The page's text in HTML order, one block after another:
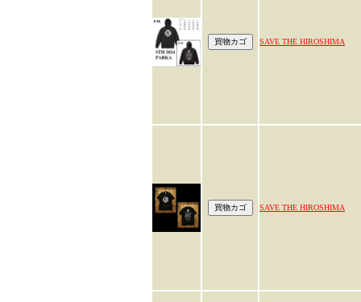
SAVE THE HIROSHIMA
SAVE THE HIROSHIMA